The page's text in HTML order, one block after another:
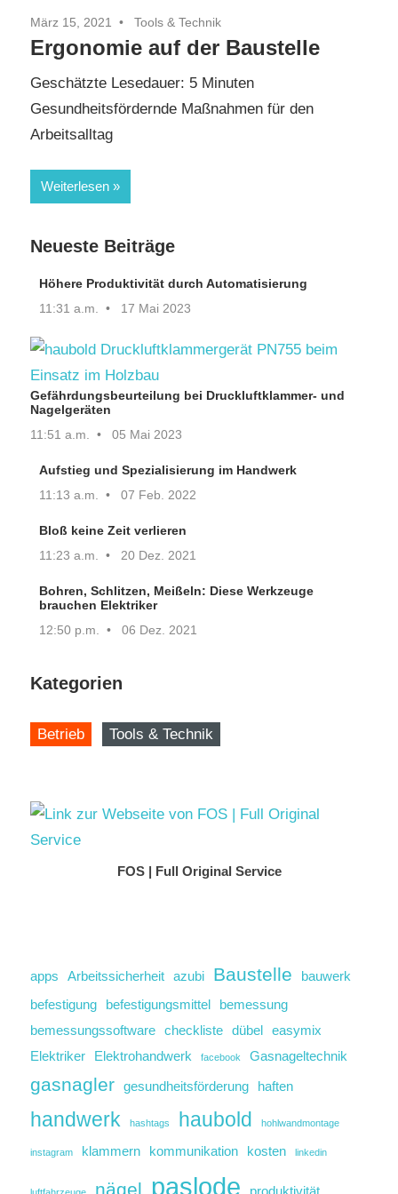
März 15, 2021 Tools & Technik
Ergonomie auf der Baustelle
Geschätzte Lesedauer: 5 Minuten
Gesundheitsfördernde Maßnahmen für den
Arbeitsalltag
Weiterlesen
Neueste Beiträge
Höhere Produktivität durch Automatisierung
11:31 a.m.
17 Mai 2023
Gefährdungsbeurteilung bei Druckluftklammer- und
Nagelgeräten
11:51 a.m.
05 Mai 2023
Aufstieg und Spezialisierung im Handwerk
11:13 a.m.
07 Feb. 2022
Bloß keine Zeit verlieren
11:23 a.m.
20 Dez. 2021
Bohren, Schlitzen, Meißeln: Diese Werkzeuge
brauchen Elektriker
12:50 p.m.
06 Dez. 2021
Kategorien
Betrieb Tools & Technik
FOS | Full Original Service
apps Arbeitssicherheit azubi Baustelle
bauwerk
befestigung
befestigungsmittel
bemessung
bemessungssoftware checkliste dübel easymix
Elektriker
Elektrohandwerk facebook Gasnageltechnik
gasnagler gesundheitsförderung haften
handwerk hashtags haubold hohlwandmontage
instagram klammern kommunikation kosten linkedin
paslode